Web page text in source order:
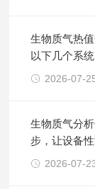
生物质气热
以下几个系统
2026-07-
生物质气分
步，让设备
2026-07-